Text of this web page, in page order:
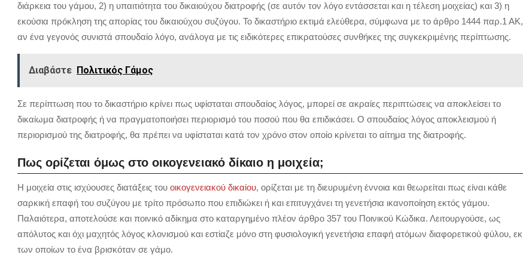
διάρκεια του γάμου, 2) η υπαιτιότητα του δικαιούχου διατροφής (σε αυτόν τον λόγο εντάσσεται και η τέλεση μοιχείας) και 3) η
εκούσια πρόκληση της απορίας του δικαιούχου συζύγου. Το δικαστήριο εκτιμά ελεύθερα, σύμφωνα με το άρθρο 1444 παρ.1 ΑΚ,
αν ένα γεγονός συνιστά σπουδαίο λόγο, ανάλογα με τις ειδικότερες επικρατούσες συνθήκες της συγκεκριμένης περίπτωσης.
Διαβάστε Πολιτικός Γάμος
Σε περίπτωση που το δικαστήριο κρίνει πως υφίσταται σπουδαίος λόγος, μπορεί σε ακραίες περιπτώσεις να αποκλείσει το
δικαίωμα διατροφής ή να πραγματοποιήσει περιορισμό του ποσού που θα επιδικάσει. Ο σπουδαίος λόγος αποκλεισμού ή
περιορισμού της διατροφής, θα πρέπει να υφίσταται κατά τον χρόνο στον οποίο κρίνεται το αίτημα της διατροφής.
Πως ορίζεται όμως στο οικογενειακό δίκαιο η μοιχεία;
Η μοιχεία στις ισχύουσες διατάξεις του οικογενειακού δικαίου, ορίζεται με τη διευρυμένη έννοια και θεωρείται πως είναι κάθε
σαρκική επαφή του συζύγου με τρίτο πρόσωπο που επιδιώκει ή και επιτυγχάνει τη γενετήσια ικανοποίηση εκτός γάμου.
Παλαιότερα, αποτελούσε και ποινικό αδίκημα στο καταργημένο πλέον άρθρο 357 του Ποινικού Κώδικα. Λειτουργούσε, ως
απόλυτος και όχι μαχητός λόγος κλονισμού και εστίαζε μόνο στη φυσιολογική γενετήσια επαφή ατόμων διαφορετικού φύλου, εκ
των οποίων το ένα βρισκόταν σε γάμο.